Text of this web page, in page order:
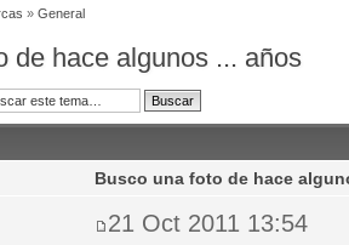
» General
de hace algunos ... años
Busco una foto de hace
21 Oct 2011 13:54